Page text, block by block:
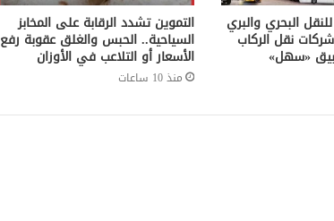
البحري والبري
نقل الركاب
«سهل»
التموين تشدد الرقابة على المخابز
السياحية.. الحبس والغلق عقوبة رفع
الأسعار أو التلاعب في الأوزان
منذ 10 ساعات